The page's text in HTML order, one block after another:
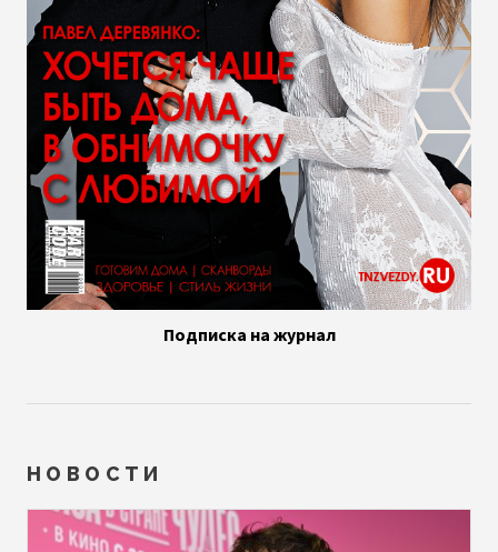
Подписка на журнал
НОВОСТИ